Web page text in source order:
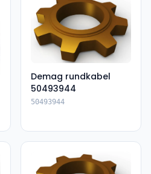
Demag rundkabel
50493944
50493944